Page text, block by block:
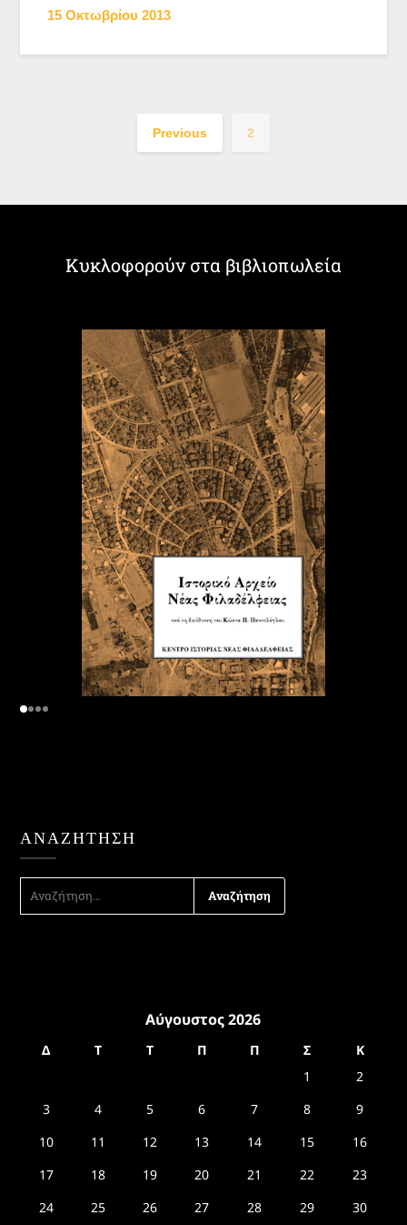
15 Οκτωβρίου 2013
Previous 2
Κυκλοφορούν στα βιβλιοπωλεία
ΑΝΑΖΉΤΗΣΗ
ΑΝΑΖΉΤΗΣΗ
ΓΙΑ:
Αύγουστος 2026
Δ Τ Τ Π Π Σ
Κ
1
2
3
4 5 6 7 8
9
10
11 12 13 14 15
16
17
18 19 20 21 22
23
24
25 26 27 28 29
30